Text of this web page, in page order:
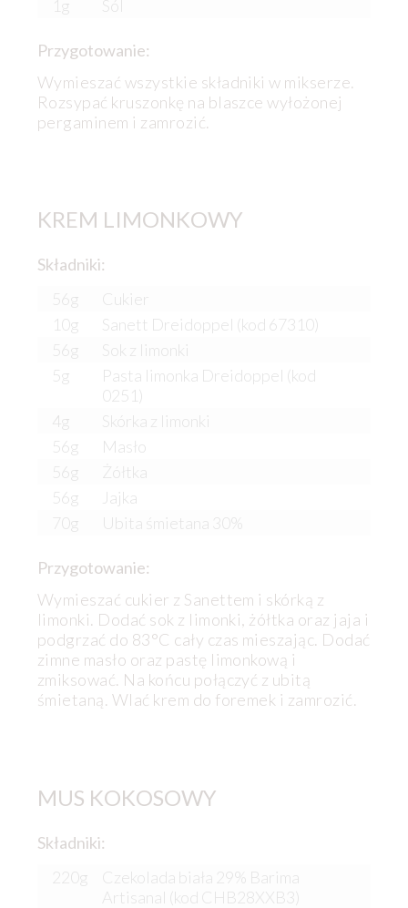
1g Sól
Przygotowanie:
Wymieszać wszystkie składniki w mikserze.
Rozsypać kruszonkę na blaszce wyłożonej
pergaminem i zamrozić.
KREM LIMONKOWY
Składniki:
56g
Cukier
10g
Sanett Dreidoppel (kod 67310)
56g
Sok z limonki
5g
Pasta limonka Dreidoppel (kod
0251)
4g
Skórka z limonki
56g
Masło
56g
Żółtka
56g
Jajka
70g
Ubita śmietana 30%
Przygotowanie:
Wymieszać cukier z Sanettem i skórką z
limonki. Dodać sok z limonki, żółtka oraz jaja i
podgrzać do 83°C cały czas mieszając. Dodać
zimne masło oraz pastę limonkową i
zmiksować. Na końcu połączyć z ubitą
śmietaną. Wlać krem do foremek i zamrozić.
MUS KOKOSOWY
Składniki:
220g
Czekolada biała 29% Barima
Artisanal (kod CHB28XXB3)